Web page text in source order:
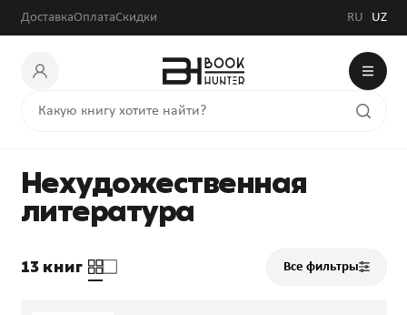
ДоставкаОплатаСкидки RU UZ
Нехудожественная
литература
13 книг Все фильтры